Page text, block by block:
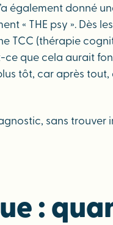
également donné
« THE psy ». Dès
TCC (thérapie
ce que cela aurait
tôt, car après
sans
: